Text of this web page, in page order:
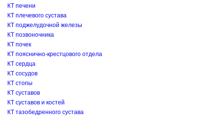
КТ печени
КТ плечевого сустава
КТ поджелудочной железы
КТ позвоночника
КТ почек
КТ пояснично-крестцового отдела
КТ сердца
КТ сосудов
КТ стопы
КТ суставов
КТ суставов и костей
КТ тазобедренного сустава